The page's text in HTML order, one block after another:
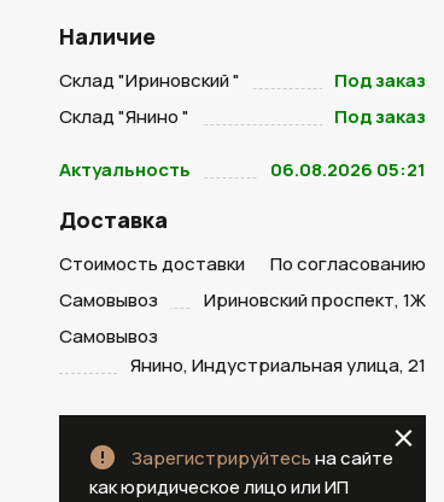
Наличие
Склад "Ириновский "
Под заказ
Склад "Янино "
Под заказ
Актуальность 06.08.2026 05:21
Доставка
Стоимость доставки
По согласованию
Самовывоз
Ириновский проспект, 1Ж
Самовывоз
Янино, Индустриальная улица, 21
Зарегистрируйтесьна сайте
как юридическое лицо или ИП